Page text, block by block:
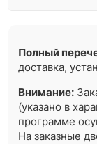
Полный
доставка,
Внимание:
(указано в
программе
На заказные